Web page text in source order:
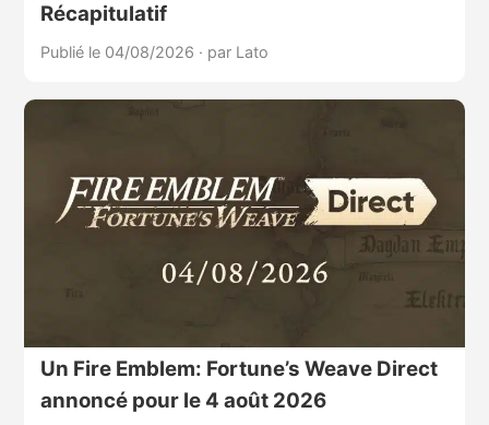
Récapitulatif
Publié le 04/08/2026 · par Lato
Un Fire Emblem: Fortune’s Weave Direct
annoncé pour le 4 août 2026